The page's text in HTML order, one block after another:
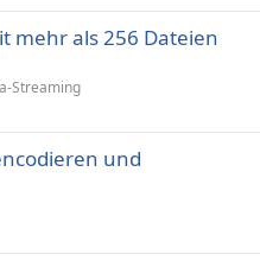
mehr als 256 Dateien
Streaming
und